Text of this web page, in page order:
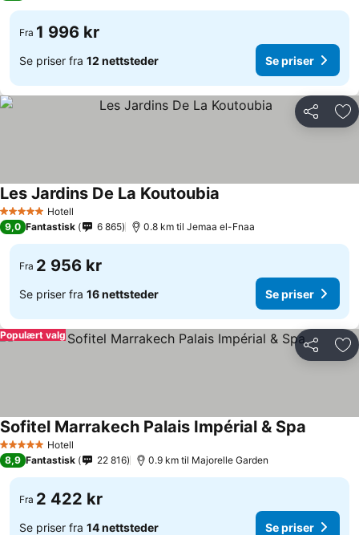
Fra 1 996 kr
Se priser fra 12 nettsteder Se priser
Del
5 Stjerner Hotell
Les Jardins De La Koutoubia
9,0 Fantastisk 6 865 0.8 km til Jemaa el-Fnaa
Fra 2 956 kr
Se priser fra 16 nettsteder Se priser
Del
Populært valg
5 Stjerner Hotell
Sofitel Marrakech Palais Impérial & Spa
8,9 Fantastisk 22 816 0.9 km til Majorelle Garden
Fra 2 422 kr
Se priser fra 14 nettsteder Se priser